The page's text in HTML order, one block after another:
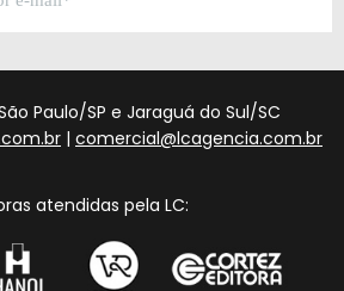
Paulo/SP e Jaraguá do Sul/SC
| comercial@lcagencia.com.br
atendidas pela LC: